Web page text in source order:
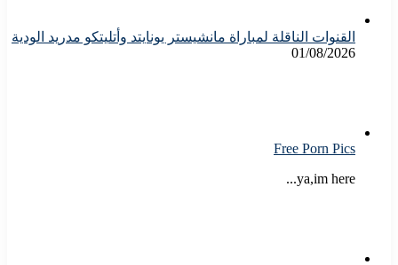
القنوات الناقلة لمباراة مانشيستر يونايتد وأتليتكو مدريد الودية
01/08/2026
Free Porn Pics
ya,im here...